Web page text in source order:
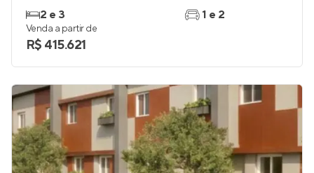
2 e 3
1 e 2
Venda a partir de
R$ 415.621